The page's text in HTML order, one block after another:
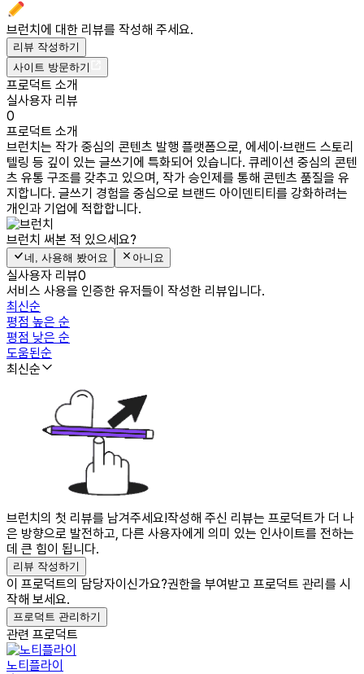
브런치에 대한 리뷰를 작성해 주세요.
리뷰 작성하기
사이트 방문하기
프로덕트 소개
실사용자 리뷰
0
프로덕트 소개
브런치는 작가 중심의 콘텐츠 발행 플랫폼으로, 에세이·브랜드 스토리
텔링 등 깊이 있는 글쓰기에 특화되어 있습니다. 큐레이션 중심의 콘텐
츠 유통 구조를 갖추고 있으며, 작가 승인제를 통해 콘텐츠 품질을 유
지합니다. 글쓰기 경험을 중심으로 브랜드 아이덴티티를 강화하려는
개인과 기업에 적합합니다.
브런치 써본 적 있으세요?
네, 사용해 봤어요 아니요
실사용자 리뷰0
서비스 사용을 인증한 유저들이 작성한 리뷰입니다.
최신순
평점 높은 순
평점 낮은 순
도움된순
최신순
브런치의 첫 리뷰를 남겨주세요!작성해 주신 리뷰는 프로덕트가 더 나
은 방향으로 발전하고, 다른 사용자에게 의미 있는 인사이트를 전하는
데 큰 힘이 됩니다.
리뷰 작성하기
이 프로덕트의 담당자이신가요?권한을 부여받고 프로덕트 관리를 시
작해 보세요.
프로덕트 관리하기
관련 프로덕트
노티플라이